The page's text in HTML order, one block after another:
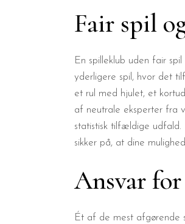
Fair spil
En spilleklub uden fair
yderligere spil, hvor det
et rul med hjulet, et
af neutrale eksperter fra
statistisk tilfældige
sikker på, at dine
Ansvar
Ét af de mest afgørende